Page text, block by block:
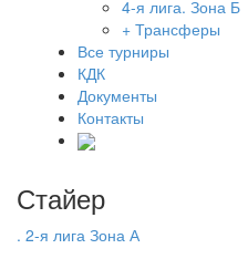
4-я лига. Зона Б
+ Трансферы
Все турниры
КДК
Документы
Контакты
Стайер
. 2-я лига Зона А